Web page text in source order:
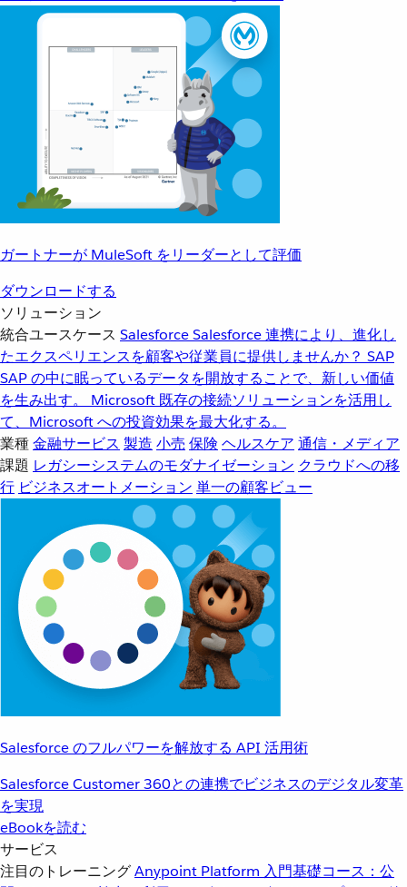
ガートナーが MuleSoft をリーダーとして評価
ダウンロードする
ソリューション
統合ユースケース SalesforceSalesforce 連携により、進化し
たエクスペリエンスを顧客や従業員に提供しませんか？ SAP
SAP の中に眠っているデータを開放することで、新しい価値
を生み出す。
Microsoft 既存の接続ソリューションを活用し
て、Microsoft への投資効果を最大化する。
業種金融サービス 製造 小売 保険 ヘルスケア 通信・メディア
課題 レガシーシステムのモダナイゼーション クラウドへの移
行 ビジネスオートメーション 単一の顧客ビュー
Salesforce のフルパワーを解放する API 活用術
Salesforce Customer 360との連携でビジネスのデジタル変革
を実現
eBookを読む
サービス
注目のトレーニングAnypoint Platform 入門基礎コース：公